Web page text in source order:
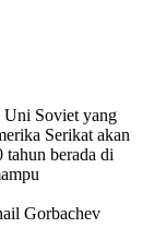
Uni Soviet yang
Serikat akan
tahun berada di
Gorbachev